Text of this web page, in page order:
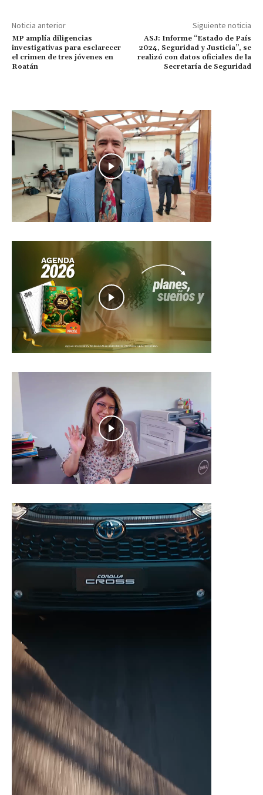
Noticia anterior
MP amplía diligencias
investigativas para esclarecer
el crimen de tres jóvenes en
Roatán
Siguiente noticia
ASJ: Informe “Estado de País
2024, Seguridad y Justicia”, se
realizó con datos oficiales de la
Secretaría de Seguridad